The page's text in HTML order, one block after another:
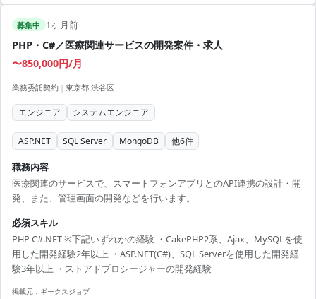
募集中 1ヶ月前
PHP・C#／医療関連サービスの開発案件・求人
〜850,000円/月
業務委託契約 | 東京都 渋谷区
エンジニア システムエンジニア
ASP.NET SQL Server MongoDB 他6件
職務内容
医療関連のサービスで、スマートフォンアプリとのAPI連携の設計・開
発、また、管理画面の開発などを行います。
必須スキル
PHP C#.NET ※下記いずれかの経験 ・CakePHP2系、Ajax、MySQLを使
用した開発経験2年以上 ・ASP.NET(C#)、SQL Serverを使用した開発経
験3年以上 ・ストアドプロシージャーの開発経験
掲載元： ギークスジョブ